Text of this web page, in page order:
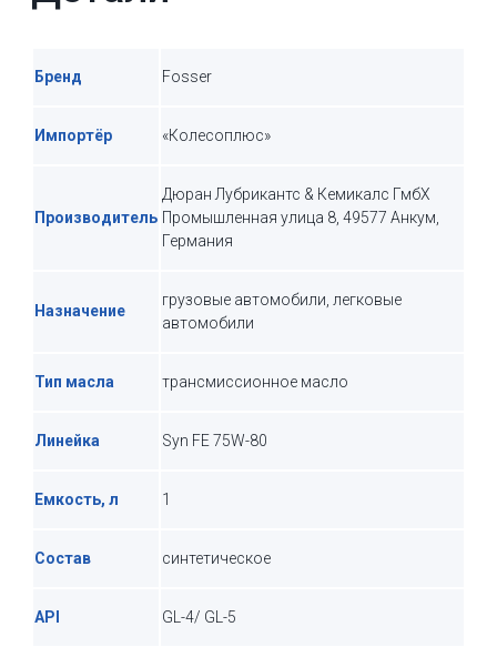
Бренд Fosser
Импортёр «Колесоплюс»
Производитель
Дюран Лубрикантс & Кемикалс ГмбХ
Промышленная улица 8, 49577 Анкум,
Германия
Назначение
грузовые автомобили, легковые
автомобили
Тип масла трансмиссионное масло
Линейка Syn FE 75W-80
Емкость, л 1
Состав синтетическое
API GL-4/ GL-5